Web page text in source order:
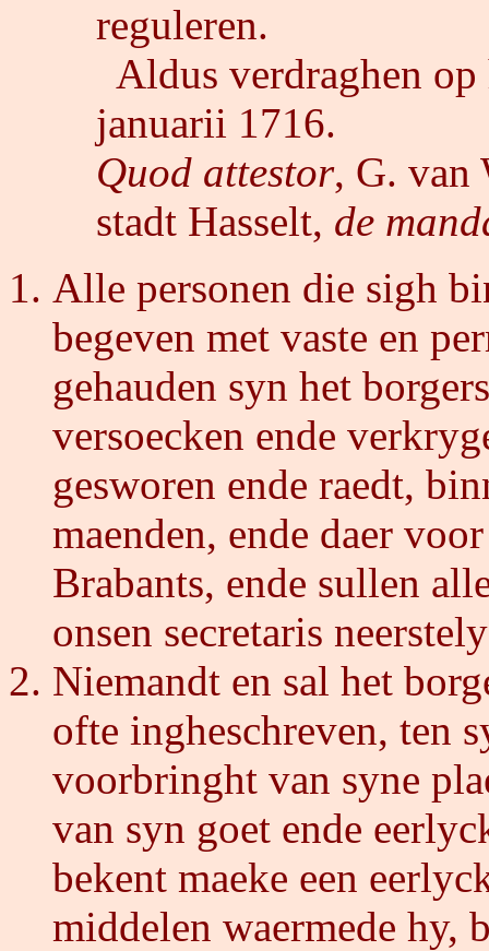
reguleren.
Aldus verdraghen
januarii 1716.
Quod attestor, G. van
stadt Hasselt, de
Alle personen die sigh
begeven met vaste en
gehauden syn het
versoecken ende
gesworen ende raedt,
maenden, ende daer
Brabants, ende sullen
onsen secretaris
Niemandt en sal het
ofte ingheschreven, ten
voorbringht van syne
van syn goet ende
bekent maeke een
middelen waermede hy,